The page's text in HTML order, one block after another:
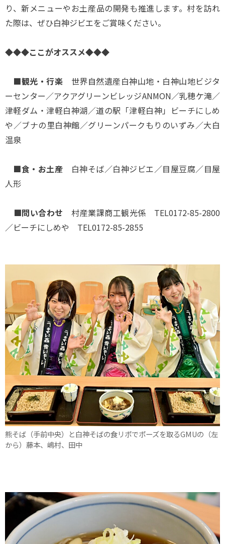
り、新メニューやお土産品の開発も推進します。村を訪れ
た際は、ぜひ白神ジビエをご賞味ください。
◆◆◆ここがオススメ◆◆◆
■観光・行楽 世界自然遺産白神山地・白神山地ビジタ
ーセンター／アクアグリーンビレッジANMON／乳穂ケ滝／
津軽ダム・津軽白神湖／道の駅「津軽白神」ビーチにしめ
や／ブナの里白神館／グリーンパークもりのいずみ／大白
温泉
■食・お土産 白神そば／白神ジビエ／目屋豆腐／目屋
人形
■問い合わせ 村産業課商工観光係 TEL0172-85-2800
／ビーチにしめや TEL0172-85-2855
熊そば（手前中央）と白神そばの食リポでポーズを取るGMUの（左
から）藤本、嶋村、田中